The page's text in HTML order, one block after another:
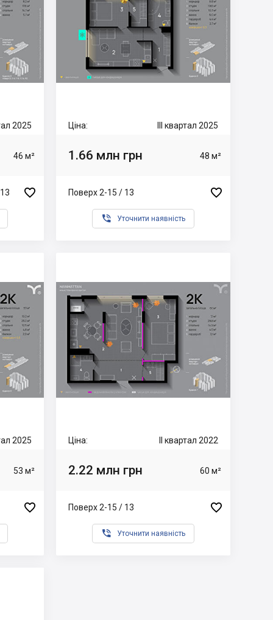
2025
46 м²

Ціна: III квартал 2025
1.66 млн грн 48 м²
Поверх 2-15 / 13 
 Уточнити наявність
2025
53 м²

Ціна: II квартал 2022
2.22 млн грн 60 м²
Поверх 2-15 / 13 
 Уточнити наявність